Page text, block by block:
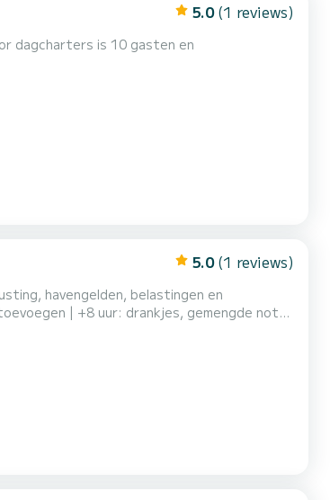
5.0 (1 reviews)
dagcharters is 10 gasten en
5.0 (1 reviews)
havengelden, belastingen en
| +8 uur: drankjes, gemengde noten